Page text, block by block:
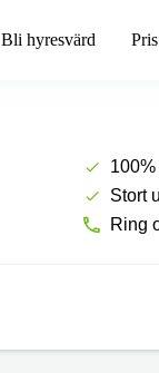
Bli hyresvärd Pris
Stort
Ring